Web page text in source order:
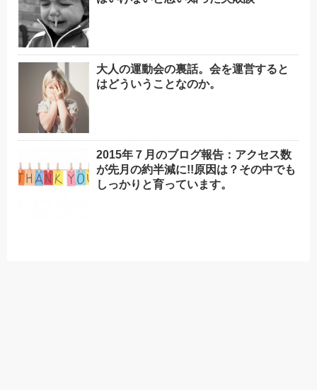
大人の運動会の裏話。会を運営すると
はどういうことなのか。
2015年７月のブログ報告：アクセス数
が先月の約半減に!!原因は？その中でも
しっかりと育っています。